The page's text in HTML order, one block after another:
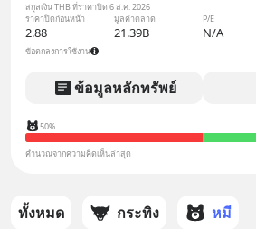
สกุลเงิน THB ที่ราคาปิด 6 ส.ค. 2026
ราคาปิดก่อนหน้า
มูลค่าตลาด P/E
2.88 21.39B N/A
ข้อตกลงการใช้งาน
ข้อมูลหลักทรัพย์
50%
คำนวณจากความคิดเห็นล่าสุด
ทั้งหมด กระทิง หมี